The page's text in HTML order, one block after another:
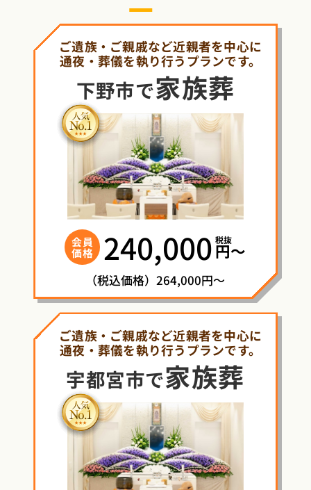
ご遺族・ご親戚など近親者を中心に
通夜・葬儀を執り行うプランです。
下野市で家族葬
会員
価格 240,000 税抜
円〜
（税込価格）264,000円～
ご遺族・ご親戚など近親者を中心に
通夜・葬儀を執り行うプランです。
宇都宮市で家族葬